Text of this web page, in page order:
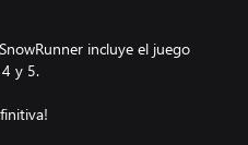
incluye el juego
y 5.